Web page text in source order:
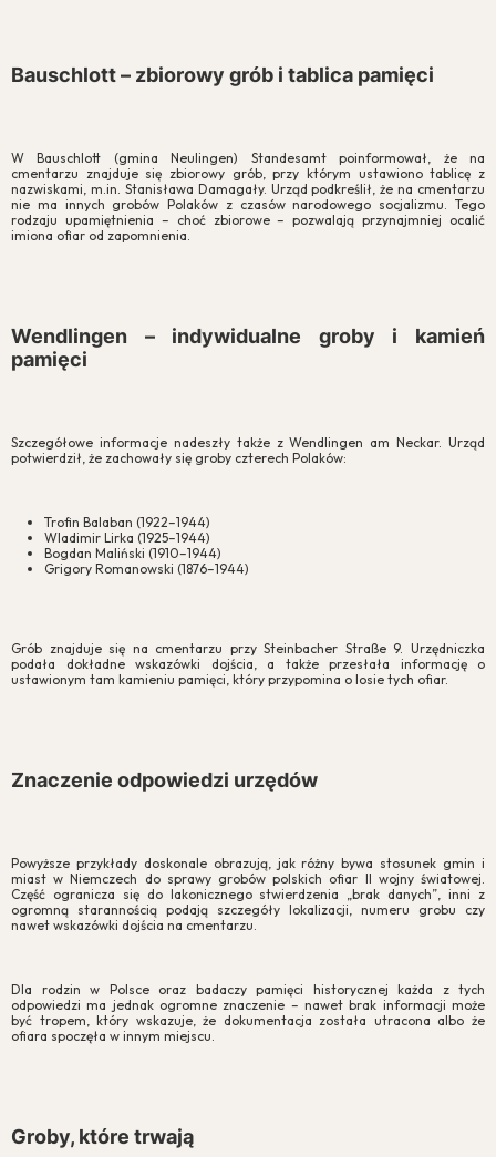
Bauschlott – zbiorowy grób i tablica pamięci
W Bauschlott (gmina Neulingen) Standesamt poinformował, że na
cmentarzu znajduje się zbiorowy grób, przy którym ustawiono tablicę z
nazwiskami, m.in. Stanisława Damagały. Urząd podkreślił, że na cmentarzu
nie ma innych grobów Polaków z czasów narodowego socjalizmu. Tego
rodzaju upamiętnienia – choć zbiorowe – pozwalają przynajmniej ocalić
imiona ofiar od zapomnienia.
Wendlingen – indywidualne groby i kamień
pamięci
Szczegółowe informacje nadeszły także z Wendlingen am Neckar. Urząd
potwierdził, że zachowały się groby czterech Polaków:
Trofin Balaban (1922–1944)
Wladimir Lirka (1925–1944)
Bogdan Maliński (1910–1944)
Grigory Romanowski (1876–1944)
Grób znajduje się na cmentarzu przy Steinbacher Straße 9. Urzędniczka
podała dokładne wskazówki dojścia, a także przesłała informację o
ustawionym tam kamieniu pamięci, który przypomina o losie tych ofiar.
Znaczenie odpowiedzi urzędów
Powyższe przykłady doskonale obrazują, jak różny bywa stosunek gmin i
miast w Niemczech do sprawy grobów polskich ofiar II wojny światowej.
Część ogranicza się do lakonicznego stwierdzenia „brak danych”, inni z
ogromną starannością podają szczegóły lokalizacji, numeru grobu czy
nawet wskazówki dojścia na cmentarzu.
Dla rodzin w Polsce oraz badaczy pamięci historycznej każda z tych
odpowiedzi ma jednak ogromne znaczenie – nawet brak informacji może
być tropem, który wskazuje, że dokumentacja została utracona albo że
ofiara spoczęła w innym miejscu.
Groby, które trwają
Dostosuj Zezwól na wszystkie